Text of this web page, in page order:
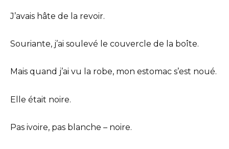
J’avais hâte de la revoir.
Souriante, j’ai soulevé le couvercle de la boîte.
Mais quand j’ai vu la robe, mon estomac s’est noué.
Elle était noire.
Pas ivoire, pas blanche – noire.